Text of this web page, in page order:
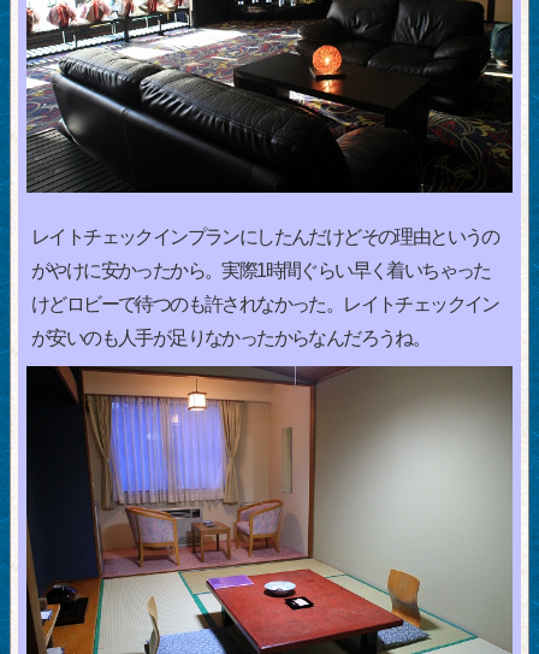
レイトチェックインプランにしたんだけどその理由というの
がやけに安かったから。実際1時間ぐらい早く着いちゃった
けどロビーで待つのも許されなかった。レイトチェックイン
が安いのも人手が足りなかったからなんだろうね。